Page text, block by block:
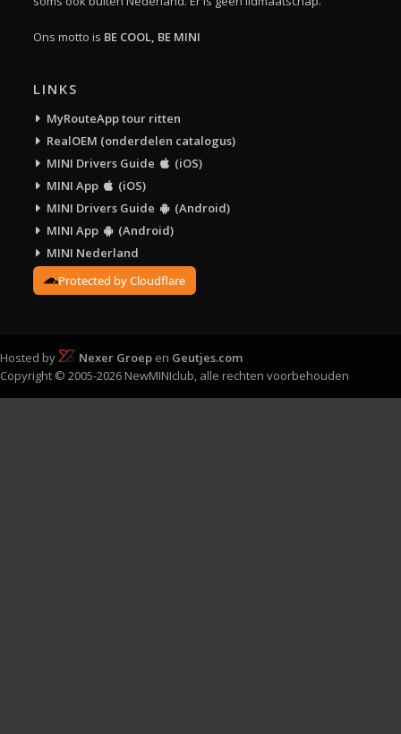
Ons motto is BE COOL, BE MINI
LINKS
MyRouteApp tour ritten
RealOEM (onderdelen catalogus)
MINI Drivers Guide
(iOS)
MINI App
(iOS)
MINI Drivers Guide
(Android)
MINI App
(Android)
MINI Nederland
Protected by Cloudflare
Hosted by Nexer Groep en Geutjes.com
Copyright © 2005-2026 NewMINIclub, alle rechten voorbehouden